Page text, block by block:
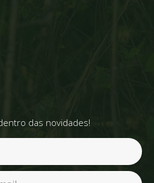
das novidades!